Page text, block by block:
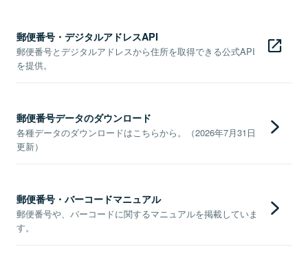
郵便番号・デジタルアドレスAPI
郵便番号とデジタルアドレスから住所を取得できる公式API
を提供。
郵便番号データのダウンロード
各種データのダウンロードはこちらから。（2026年7月31日
更新）
郵便番号・バーコードマニュアル
郵便番号や、バーコードに関するマニュアルを掲載していま
す。